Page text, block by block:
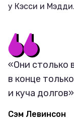
у Кэсси и Мэдди.
«Они столько
в конце
и куча
Сэм Левинсон